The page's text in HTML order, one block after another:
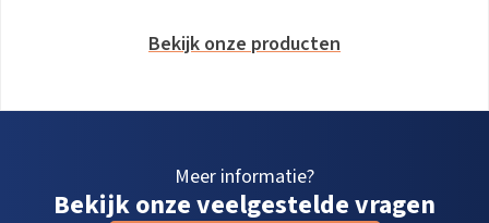
Bekijk onze producten
Meer informatie?
Bekijk onze veelgestelde vragen